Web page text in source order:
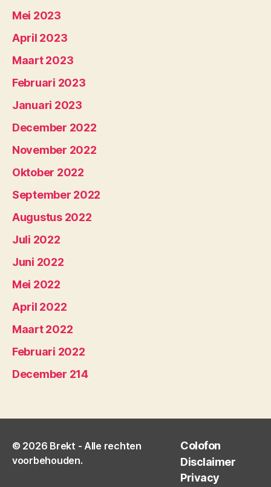
Mei 2023
April 2023
Maart 2023
Februari 2023
Januari 2023
December 2022
November 2022
Oktober 2022
September 2022
Augustus 2022
Juli 2022
Juni 2022
Mei 2022
April 2022
Maart 2022
Februari 2022
December 214
© 2026 Brekt - Alle rechten
voorbehouden.
Colofon
Disclaimer
Privacy